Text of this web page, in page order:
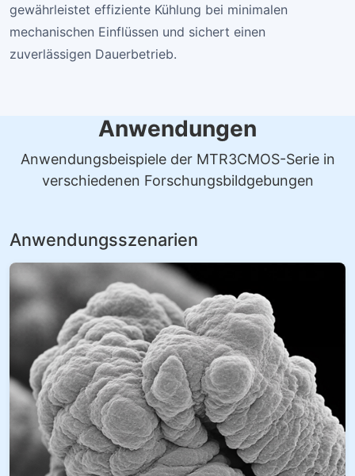
gewährleistet effiziente Kühlung bei minimalen
mechanischen Einflüssen und sichert einen
zuverlässigen Dauerbetrieb.
Anwendungen
Anwendungsbeispiele der MTR3CMOS-Serie in
verschiedenen Forschungsbildgebungen
Anwendungsszenarien